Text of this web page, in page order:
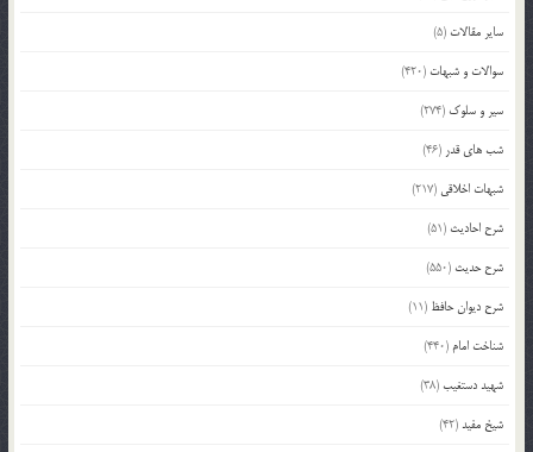
سایر مقالات (5)
سوالات و شبهات (420)
سیر و سلوک (274)
شب های قدر (46)
شبهات اخلاقی (217)
شرح احادیث (51)
شرح حدیث (550)
شرح دیوان حافظ (11)
شناخت امام (440)
شهید دستغیب(38)
شیخ مفید(42)